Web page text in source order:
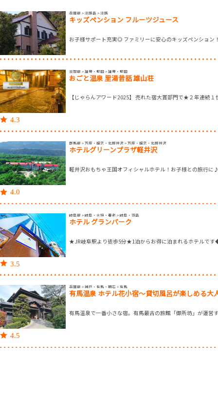
兵庫県 > 淡路島 > 淡路
キッズペンション フルーツジュース
お子様サポート充実◎ ファミリーに安心のキッズペンション
4.3
滋賀県 > 雄琴・堅田 > 雄琴・堅田
おごと温泉 里湯昔話 雄山荘
【じゃらんアワード2025】 売れた宿大賞部門で★２年連続
4.0
群馬県 > 万座・嬬恋・北軽井沢 > 万座・嬬恋・北軽井沢
ホテルグリーンプラザ軽井沢
軽井沢おもちゃ王国オフィシャルホテル！お子様との旅行に
3.5
岐阜県 > 岐阜・大垣・養老 > 岐阜・羽島
ホテル グランパーク
★JR岐阜駅より徒歩5分★1泊からお得に泊まれるホテルで
4.5
兵庫県 > 神戸・有馬・明石 > 有馬
有馬温泉 ホテル花小宿～貸切風呂が楽しめる大
有馬温泉で一番小さな宿。有馬最古の旅館「御所坊」が運営